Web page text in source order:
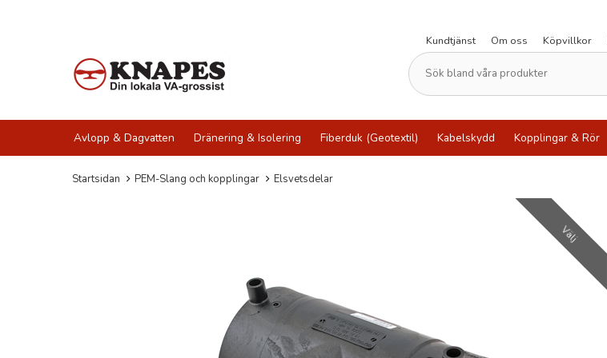
Kundtjänst
Om oss Köpvillkor
Avlopp & Dagvatten Dränering & Isolering Fiberduk (Geotextil) Kabelskydd Kopplingar & Rör
Startsidan PEM-Slang och kopplingar Elsvetsdelar
Välj